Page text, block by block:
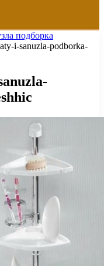
подборка
i-sanuzla-podborka-